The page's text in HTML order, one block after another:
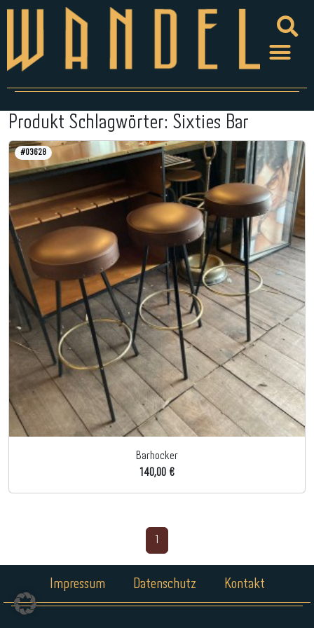
Produkt Schlagwörter: Sixties Bar
#03628
Barhocker
140,00 €
Impressum Datenschutz Kontakt